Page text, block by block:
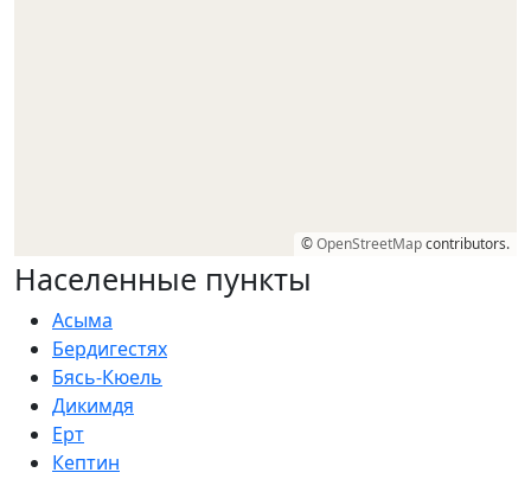
©OpenStreetMapcontributors.
Населенные пункты
Асыма
Бердигестях
Бясь-Кюель
Дикимдя
Ерт
Кептин